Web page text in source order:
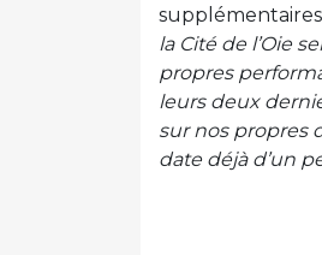
supplémentaires
la Cité de l’Oie
propres
leurs deux
sur nos propres
date déjà d’un